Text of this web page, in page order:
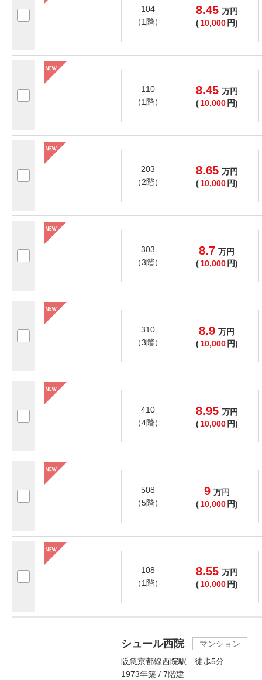
104
（1階）
8.45 万円
(10,000 円)
110
（1階）
8.45 万円
(10,000 円)
203
（2階）
8.65 万円
(10,000 円)
303
（3階）
8.7 万円
(10,000 円)
310
（3階）
8.9 万円
(10,000 円)
410
（4階）
8.95 万円
(10,000 円)
508
（5階）
9 万円
(10,000 円)
108
（1階）
8.55 万円
(10,000 円)
シュール西院
マンション
阪急京都線西院駅 徒歩5分
1973年築 / 7階建